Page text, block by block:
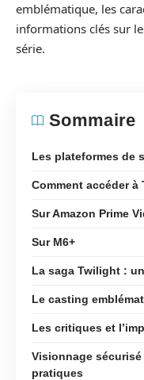
emblématique, les
informations clés sur
série.
Sommaire
Les plateformes de
Comment accéder
Sur Amazon Prime
Sur M6+
La saga Twilight :
Le casting
Les critiques et
Visionnage
pratiques